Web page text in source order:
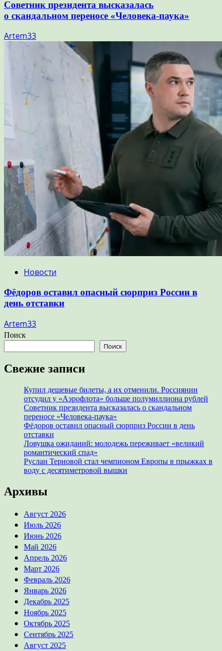
Советник президента высказалась
о скандальном переносе «Человека-паука»
Artem33
Новости
Фёдоров оставил опасный сюрприз России в
день отставки
Artem33
Поиск
Поиск
Свежие записи
Купил дешевые билеты, а их отменили. Россиянин
отсудил у «Аэрофлота» больше полумиллиона рублей
Советник президента высказалась о скандальном
переносе «Человека-паука»
Фёдоров оставил опасный сюрприз России в день
отставки
Ловушка ожиданий: молодежь переживает «великий
романтический спад»
Руслан Терновой стал чемпионом Европы в прыжках в
воду с десятиметровой вышки
Архивы
Август 2026
Июль 2026
Июнь 2026
Май 2026
Апрель 2026
Март 2026
Февраль 2026
Январь 2026
Декабрь 2025
Ноябрь 2025
Октябрь 2025
Сентябрь 2025
Август 2025